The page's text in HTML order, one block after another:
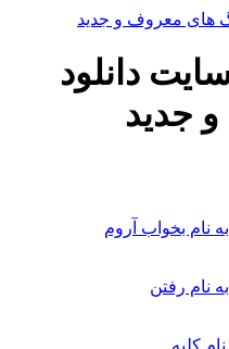
دانلود
جدید